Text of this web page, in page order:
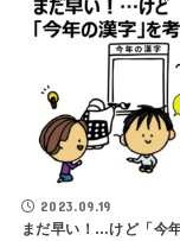
2023.09.19
まだ早い！…けど「今